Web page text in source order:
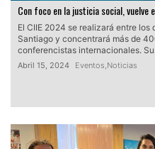
Con foco en la justicia social, vuelve
El CIIE 2024 se realizará entre
Santiago y concentrará más de
conferencistas internacionales.
Abril 15, 2024 Eventos,Noticias